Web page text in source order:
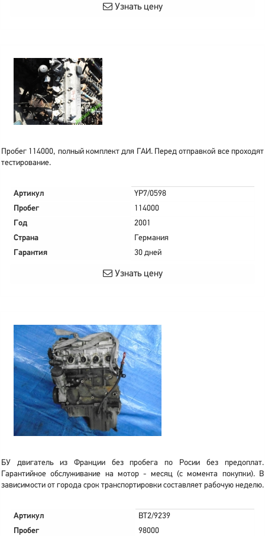
Узнать цену
Пробег 114000, полный комплект для ГАИ. Перед отправкой все проходят
тестирование.
Артикул
YP7/0598
Пробег
114000
Год
2001
Страна
Германия
Гарантия
30 дней
Узнать цену
БУ двигатель из Франции без пробега по Росии без предоплат.
Гарантийное обслуживание на мотор - месяц (с момента покупки). В
зависимости от города срок транспортировки составляет рабочую неделю.
Артикул
BT2/9239
Пробег
98000